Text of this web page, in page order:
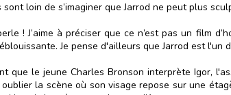
sont loin de s’imaginer que Jarrod ne peut plus
! J’aime à préciser que ce n’est pas un film
Je pense d'ailleurs que Jarrod est
que le jeune Charles Bronson interprète Igor,
oublier la scène où son visage repose sur une